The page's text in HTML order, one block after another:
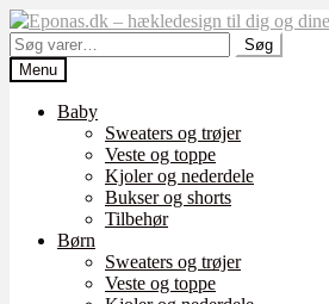
Spring
til
navigation
Spring
til
indhold
Søg
efter:
Søg
Menu
Baby
Sweaters og trøjer
Veste og toppe
Kjoler og nederdele
Bukser og shorts
Tilbehør
Børn
Sweaters og trøjer
Veste og toppe